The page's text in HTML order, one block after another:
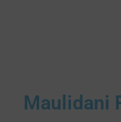
Maulidani